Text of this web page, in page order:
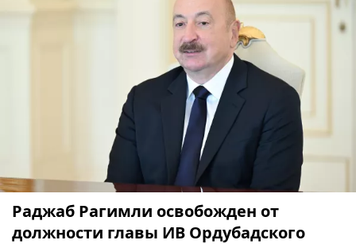
Раджаб Рагимли освобожден от
должности главы ИВ Ордубадского